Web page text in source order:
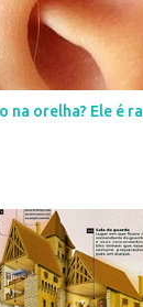
na orelha? Ele é